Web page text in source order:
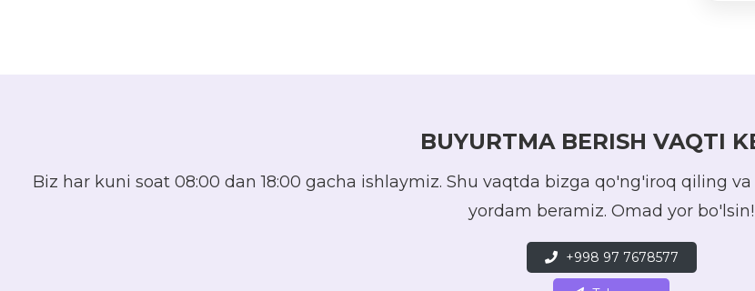
BUYURTMA BERISH VAQTI
Biz har kuni soat 08:00 dan 18:00 gacha ishlaymiz. Shu vaqtda bizga qo'ng'iroq qiling
yordam beramiz. Omad yor bo'lsin!
+998 97 7678577